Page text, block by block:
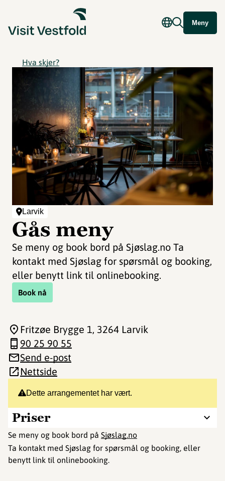
Meny
Hva skjer?
Larvik
Gås meny
Se meny og book bord på Sjøslag.no Ta
kontakt med Sjøslag for spørsmål og booking,
eller benytt link til onlinebooking.
Book nå
Dette arrangementet har vært.
Priser
Se meny og book bord på Sjøslag.no
Ta kontakt med Sjøslag for spørsmål og booking, eller
benytt link til onlinebooking.
Fritzøe Brygge 1, 3264 Larvik
90 25 90 55
Send e-post
Nettside